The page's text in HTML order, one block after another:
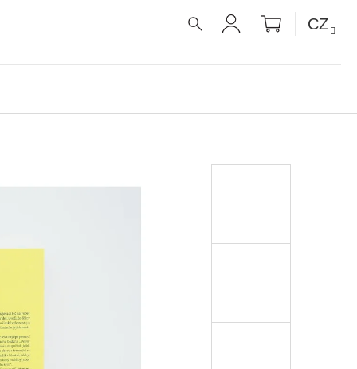
PŘIHLÁŠENÍ
NÁKUPNÍ
KOŠÍK
CZ
RECEPTY PRO
KLIMA